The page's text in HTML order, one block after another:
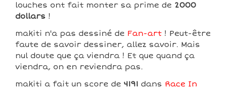
louches ont fait monter sa prime de 2000
dollars !
makiti n'a pas dessiné de Fan-art ! Peut-être
faute de savoir dessiner, allez savoir. Mais
nul doute que ça viendra ! Et que quand ça
viendra, on en reviendra pas.
makiti a fait un score de 4191 dans Race In